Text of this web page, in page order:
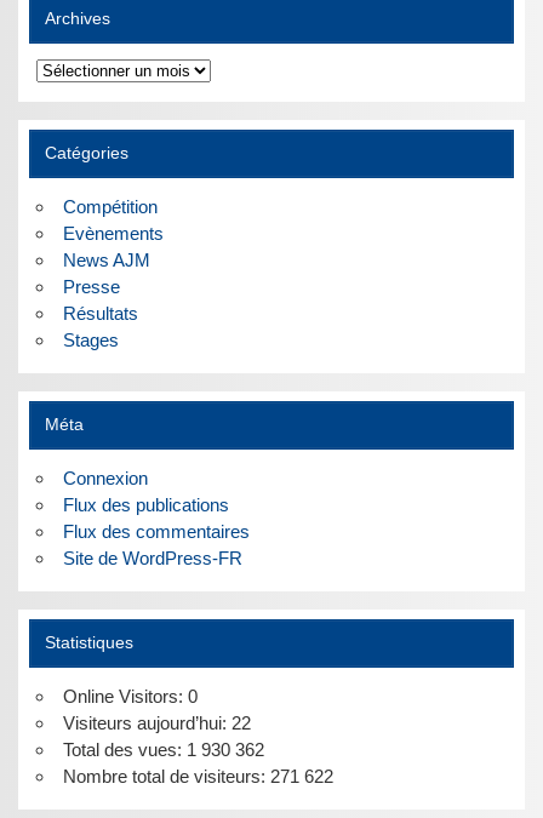
Archives
Archives
Catégories
Compétition
Evènements
News AJM
Presse
Résultats
Stages
Méta
Connexion
Flux des publications
Flux des commentaires
Site de WordPress-FR
Statistiques
Online Visitors: 0
Visiteurs aujourd’hui: 22
Total des vues: 1 930 362
Nombre total de visiteurs: 271 622